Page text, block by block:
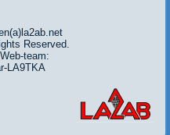
Reserved.
team:
LA9TKA